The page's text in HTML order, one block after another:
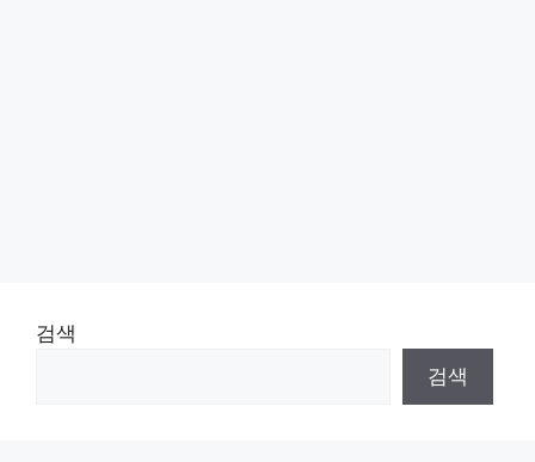
검색
검색